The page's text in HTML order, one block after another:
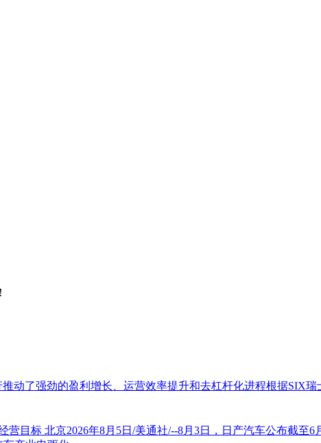
动了强劲的盈利增长、运营效率提升和去杠杆化进程根据SIX
营目标 北京2026年8月5日/美通社/--8月3日，日产汽车公布截至